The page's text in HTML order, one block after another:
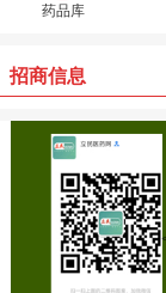
药品库
招商信息